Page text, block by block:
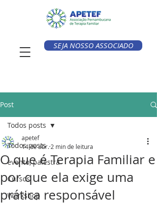
SEJA NOSSO ASSOCIADO
Post
Todos posts
evento, palestra
Cursos
Workshop
Todos posts
O que é Terapia Familiar e
por que ela exige uma
prática responsável
apetef
14 de abr. 2 min de leitura